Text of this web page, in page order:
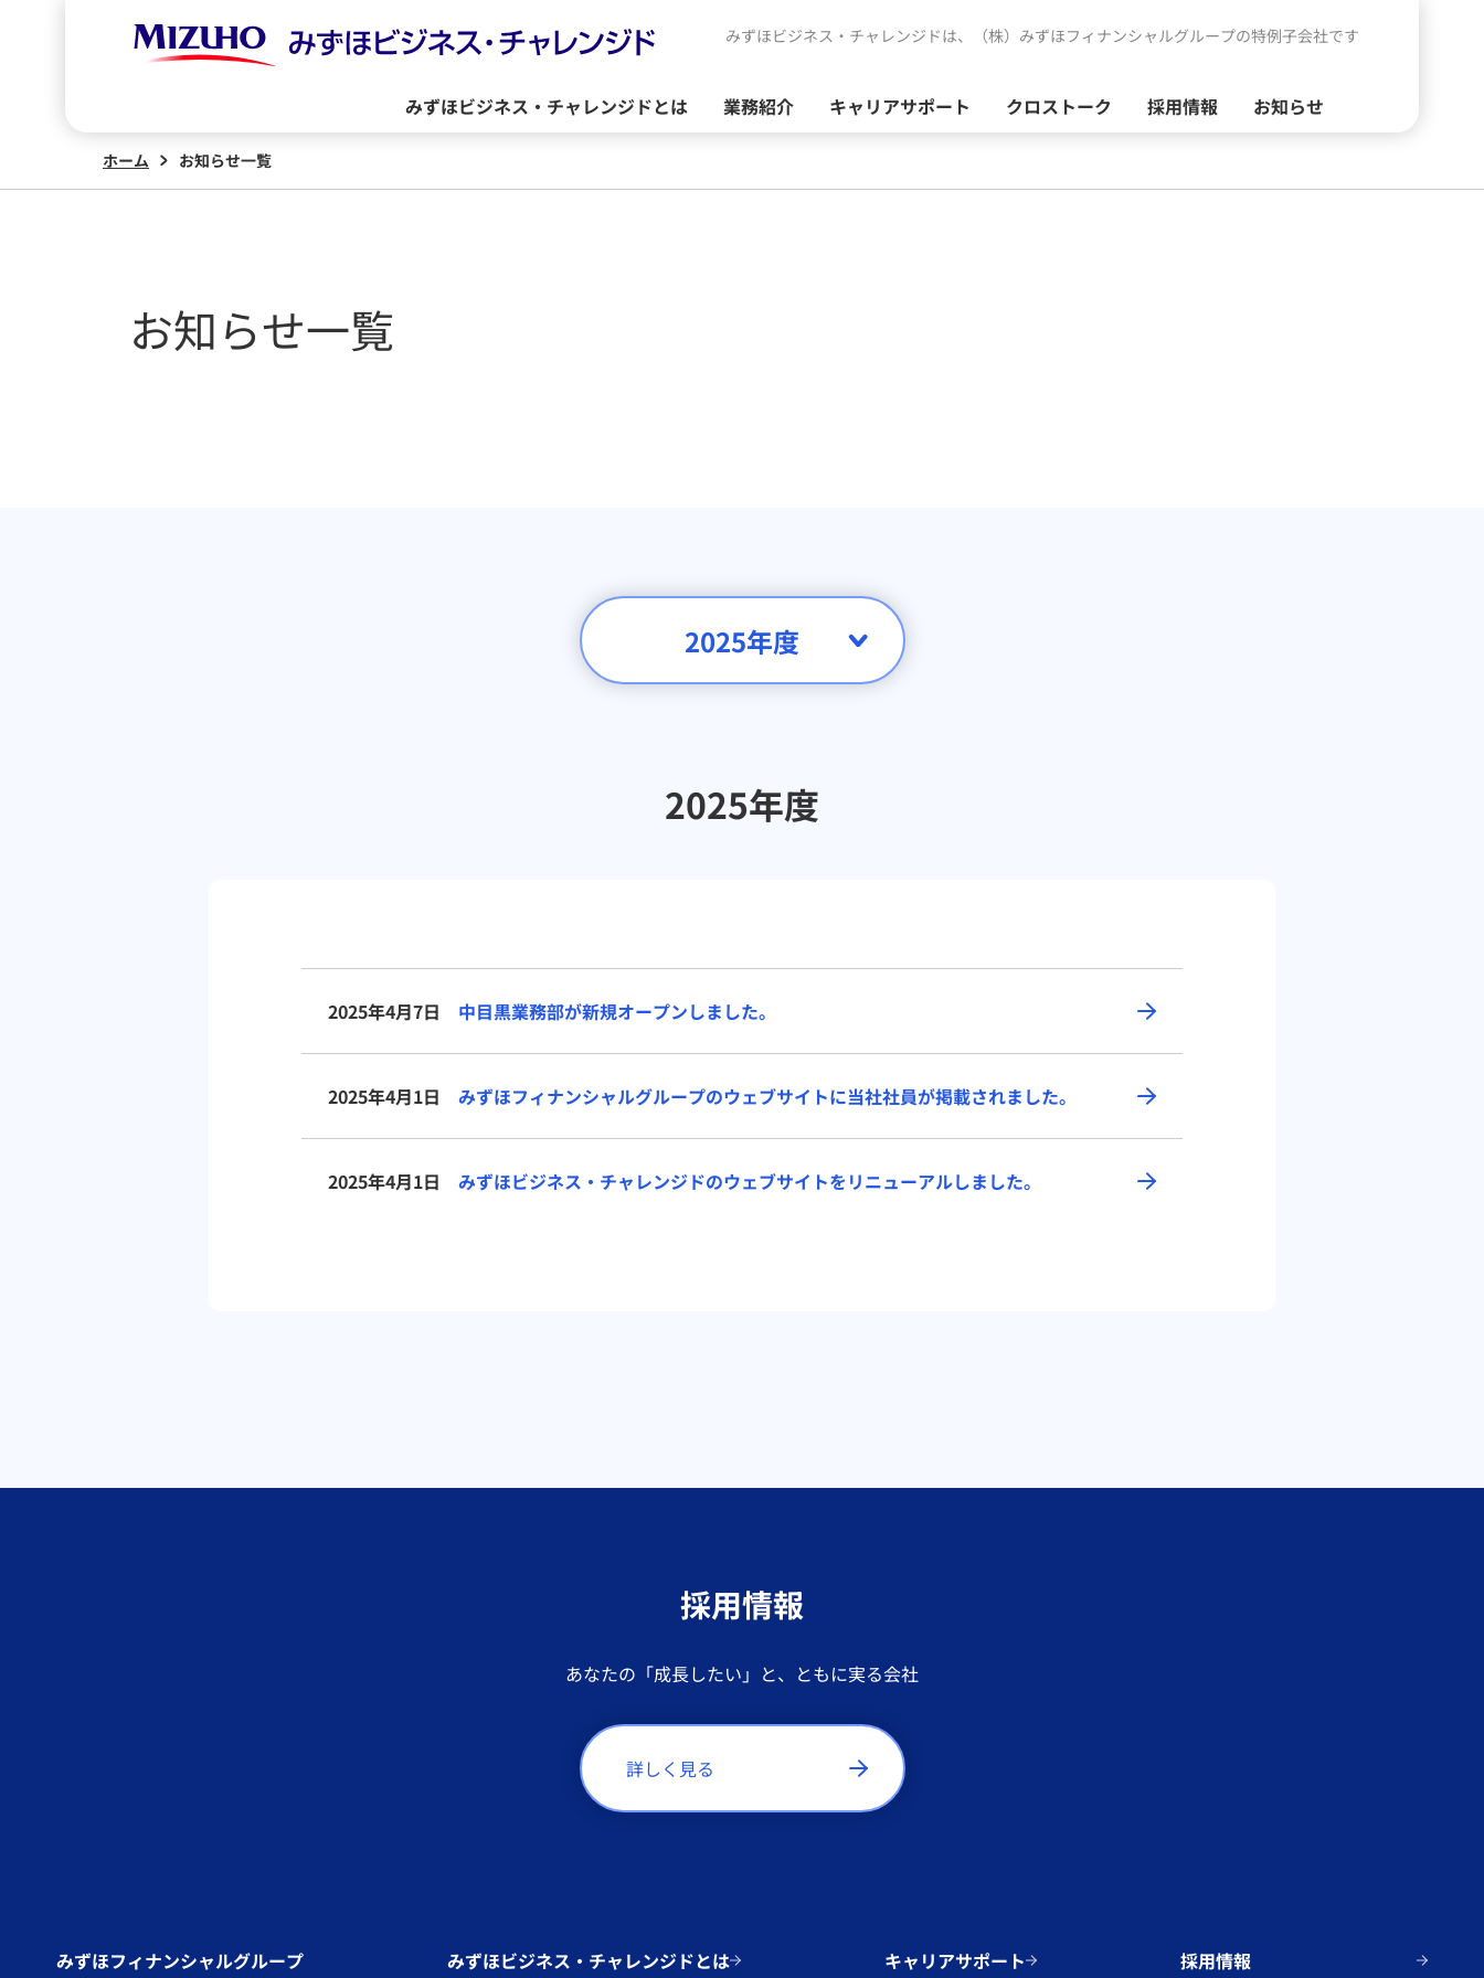
みずほビジネス・チャレンジドは、（株）みずほフィナンシャルグループの特例子会社です
みずほビジネス・チャレンジドとは 業務紹介 キャリアサポート クロストーク 採用情報 お知らせ
ホーム お知らせ一覧
お知らせ一覧
2025年度
2025年度
2025年4月7日 中目黒業務部が新規オープンしました。
2025年4月1日 みずほフィナンシャルグループのウェブサイトに当社社員が掲載されました。
2025年4月1日 みずほビジネス・チャレンジドのウェブサイトをリニューアルしました。
採用情報
あなたの「成長したい」と、ともに実る会社
詳しく見る
みずほフィナンシャルグループ みずほビジネス・チャレンジドとは キャリアサポート 採用情報